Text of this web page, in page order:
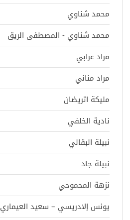
محمد شناوي
محمد شناوي - المصطفى الريق
مراد عرابي
مراد مناني
مليكة اتريضان
نادية الخلفي
نبيلة البقالي
نبيلة جاد
نزهة المحموحي
يونس إلادريسي – سعيد العيماري